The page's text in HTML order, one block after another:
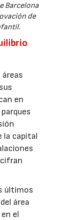
Barcelona
de
en
la capital
últimos
área
el